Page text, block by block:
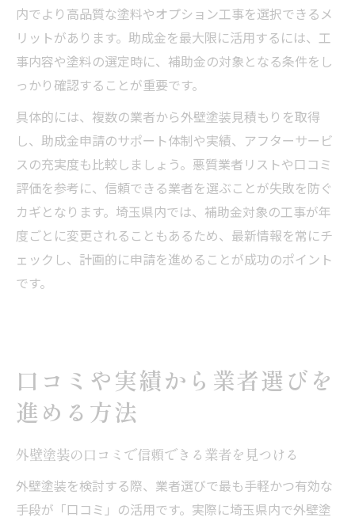
内でより高品質な塗料やオプション工事を選択できるメ
リットがあります。助成金を最大限に活用するには、工
事内容や塗料の選定時に、補助金の対象となる条件をし
っかり確認することが重要です。
具体的には、複数の業者から外壁塗装見積もりを取得
し、助成金申請のサポート体制や実績、アフターサービ
スの充実度も比較しましょう。悪質業者リストや口コミ
評価を参考に、信頼できる業者を選ぶことが失敗を防ぐ
カギとなります。埼玉県内では、補助金対象の工事が年
度ごとに変更されることもあるため、最新情報を常にチ
ェックし、計画的に申請を進めることが成功のポイント
です。
口コミや実績から業者選びを
進める方法
外壁塗装の口コミで信頼できる業者を見つける
外壁塗装を検討する際、業者選びで最も手軽かつ有効な
手段が「口コミ」の活用です。実際に埼玉県内で外壁塗